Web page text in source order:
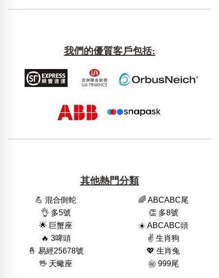
我們的優質客戶包括:
其他熱門分類
💪 混合倒蛇
🌈 ABCABC尾
👌 多5號
👏 多8號
🌟 巨蟹座
☀️ ABCABC頭
🔥 3啤頭
✌️ 生肖狗
🤞 易經25678號
💖 生肖兔
🖖 天蠍座
㊙️ 999尾